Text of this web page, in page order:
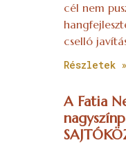
cél nem
cselló
Részletek »
A Fatia